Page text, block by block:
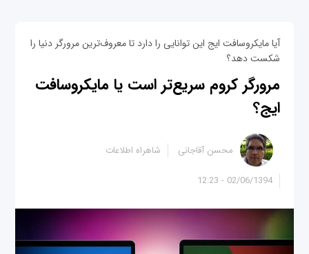
آیا مایکروسافت ایج این توانایی را دارد تا معروف‌ترین مرورگر دنیا را
شکست دهد؟
مرورگر کروم سریع‌تر است یا مایکروسافت
ایج؟
02/06/1394 - 12:23
محسن آقاجانی شاهراه اطلاعات